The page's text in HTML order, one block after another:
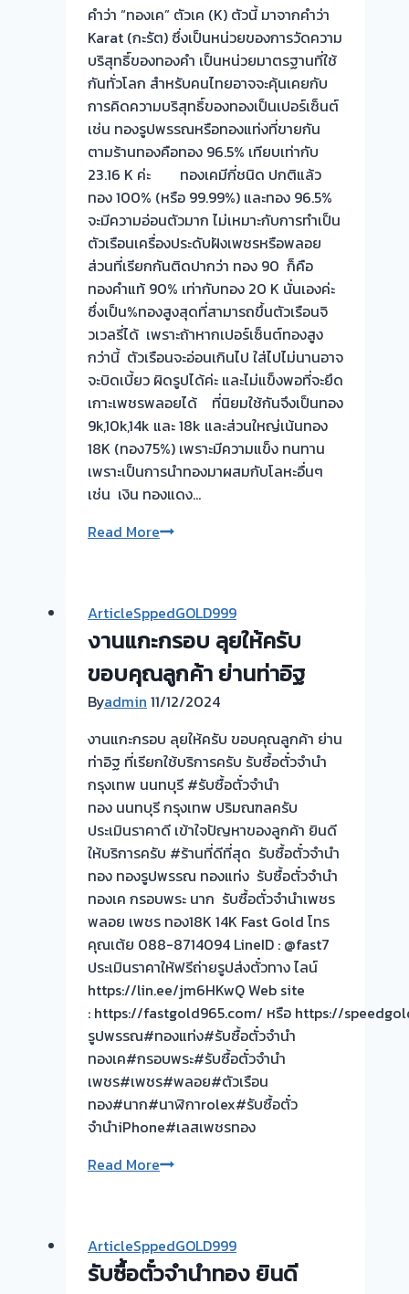
รับ
ไถ่ถอน
ถึง
โรง
จำนำ
ร้าน
ทอง
ประเมิน
หน้า
ตั๋ว
ฟรี
จ่าย
สด
ทันที
ไม่
ต้อง
รอ
จบไว
📌
ผล
งาน
วัน
นี➡️รับ
ทอง
ตลาด
บางบัวทอง
นนทบุรี
🇹🇭
ซื้อ
จำนำ
ทอง
ยินดี
ตั๋ว
ฟรี
ตลาด
บางบัวทอง
นนทบุรี
คำว่า “ทองเค” ตัวเค (K) ตัวนี้ มาจากคำว่า
Karat (กะรัต) ซึ่งเป็นหน่วยของการวัดความ
บริสุทธิ์ของทองคำ เป็นหน่วยมาตรฐานที่ใช้
กันทั่วโลก สำหรับคนไทยอาจจะคุ้นเคยกับ
การคิดความบริสุทธิ์ของทองเป็นเปอร์เซ็นต์
เช่น ทองรูปพรรณหรือทองแท่งที่ขายกัน
ตามร้านทองคือทอง 96.5% เทียบเท่ากับ
23.16 K ค่ะ ทองเคมีกี่ชนิด ปกติแล้ว
ทอง 100% (หรือ 99.99%) และทอง 96.5%
จะมีความอ่อนตัวมาก ไม่เหมาะกับการทำเป็น
ตัวเรือนเครื่องประดับฝังเพชรหรือพลอย
ส่วนที่เรียกกันติดปากว่า ทอง 90 ก็คือ
ทองคำแท้ 90% เท่ากับทอง 20 K นั่นเองค่ะ
ซึ่งเป็น%ทองสูงสุดที่สามารถขึ้นตัวเรือนจิ
วเวลรี่ได้ เพราะถ้าหากเปอร์เซ็นต์ทองสูง
กว่านี้ ตัวเรือนจะอ่อนเกินไป ใส่ไปไม่นานอาจ
จะบิดเบี้ยว ผิดรูปได้ค่ะ และไม่แข็งพอที่จะยึด
เกาะเพชรพลอยได้ ที่นิยมใช้กันจึงเป็นทอง
9k,10k,14k และ 18k และส่วนใหญ่เน้นทอง
18K (ทอง75%) เพราะมีความแข็ง ทนทาน
เพราะเป็นการนำทองมาผสมกับโลหะอื่นๆ
เช่น เงิน ทองแดง…
Read Moreทองเค
ArticleSppedGOLD999
งานแกะกรอบ ลุยให้ครับ
ขอบคุณลูกค้า ย่านท่าอิฐ
Byadmin 11/12/2024
งานแกะกรอบ ลุยให้ครับ ขอบคุณลูกค้า ย่าน
ท่าอิฐ ที่เรียกใช้บริการครับ รับซื้อตั๋วจำนำ
กรุงเทพ นนทบุรี #รับซื้อตั๋วจำนำ
ทอง นนทบุรี กรุงเทพ ปริมณฑลครับ
ประเมินราคาดี เข้าใจปัญหาของลูกค้า ยินดี
ให้บริการครับ #ร้านที่ดีที่สุด รับซื้อตั๋วจำนำ
ทอง ทองรูปพรรณ ทองแท่ง รับซื้อตั๋วจำนำ
ทองเค กรอบพระ นาก รับซื้อตั๋วจำนำเพชร
พลอย เพชร ทอง18K 14K Fast Gold โทร
คุณเต้ย 088-8714094 LineID : @fast7
ประเมินราคาให้ฟรีถ่ายรูปส่งตั๋วทาง ไลน์
https://lin.ee/jm6HKwQ Web site
: https://fastgold965.com/ หรือ https://
รูปพรรณ#ทองแท่ง#รับซื้อตั๋วจำนำ
ทองเค#กรอบพระ#รับซื้อตั๋วจำนำ
เพชร#เพชร#พลอย#ตัวเรือน
ทอง#นาก#นาฬิกาrolex#รับซื้อตั๋ว
จำนำiPhone#เลสเพชรทอง
Read Moreงาน
ให้
ครับ
ArticleSppedGOLD999
รับซื้อตั๋วจำนำทอง ยินดี